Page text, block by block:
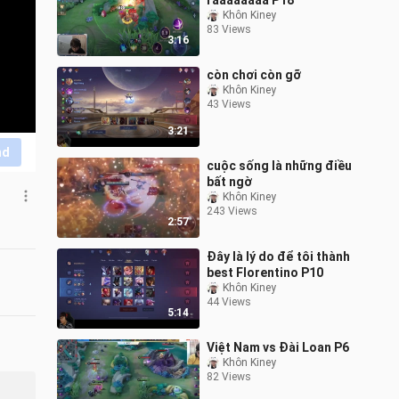
3:16
Khôn Kiney
83 Views
3:21
còn chơi còn gỡ
Khôn Kiney
43 Views
2:57
cuộc sống là những điều
bất ngờ
Khôn Kiney
243 Views
5:14
Đây là lý do để tôi thành
best Florentino P10
Khôn Kiney
44 Views
Việt Nam vs Đài Loan P6
Khôn Kiney
82 Views